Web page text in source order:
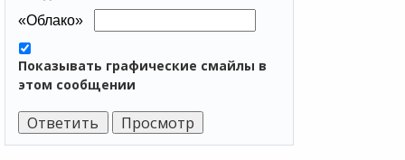
Показывать графические смайлы в
этом сообщении